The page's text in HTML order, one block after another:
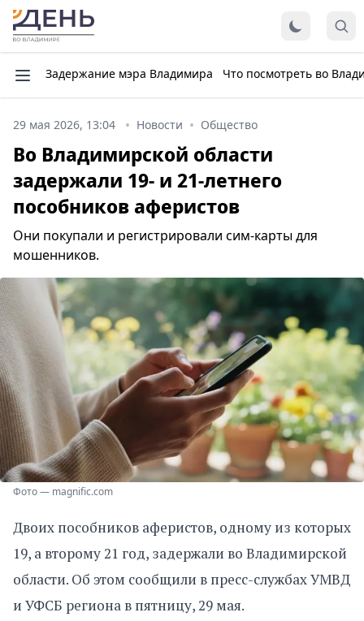
Задержание мэра Владимира Что посмотреть во
29 мая 2026, 13:04 Новости Общество
Во Владимирской области
задержали 19- и 21-летнего
пособников аферистов
Они покупали и регистрировали сим-карты для
мошенников.
Фото — magnific.com
Двоих пособников аферистов, одному из которых
19, а второму 21 год, задержали во Владимирской
области. Об этом сообщили в пресс-службах УМВД
и УФСБ региона в пятницу, 29 мая.